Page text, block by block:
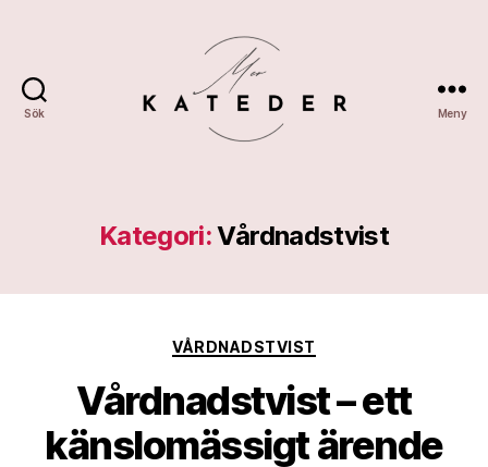
Sök Meny
Kategori:Vårdnadstvist
Kategorier
VÅRDNADSTVIST
Vårdnadstvist – ett
känslomässigt ärende